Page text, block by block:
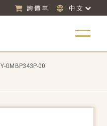
詢價車 中文
Y-GMBP343P-00